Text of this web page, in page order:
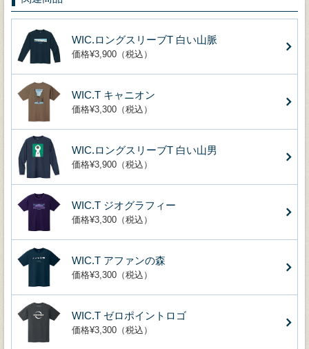
WIC.ロングスリーブT 白い山脈
価格¥3,900（税込）
WIC.T キャニオン
価格¥3,300（税込）
WIC.ロングスリーブT 白い山男
価格¥3,900（税込）
WIC.T ジオグラフィー
価格¥3,300（税込）
WIC.T アファンの森
価格¥3,300（税込）
WIC.T ゼロポイントロゴ
価格¥3,300（税込）